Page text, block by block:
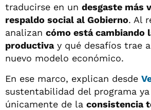
traducirse en un desgaste más
respaldo social al Gobierno. Al
analizan cómo está cambiando
productivay qué desafíos trae
nuevo modelo económico.
En ese marco, explican desde
sustentabilidad del programa
únicamente de la consistencia